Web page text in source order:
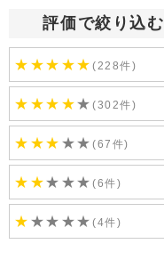
評価で絞り込む
★ ★★ ★★(228件)
★ ★★ ★★(302件)
★ ★★ ★★(67件)
★ ★★ ★★(6件)
★ ★★ ★★(4件)